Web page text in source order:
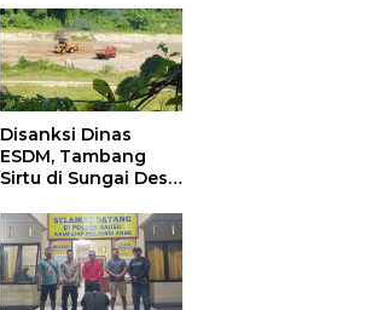
Disanksi Dinas
ESDM, Tambang
Sirtu di Sungai Desa